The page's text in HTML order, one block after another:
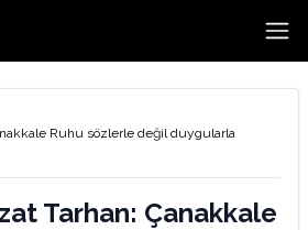
Ruhu sözlerle değil duygularla
Tarhan: Çanakkale